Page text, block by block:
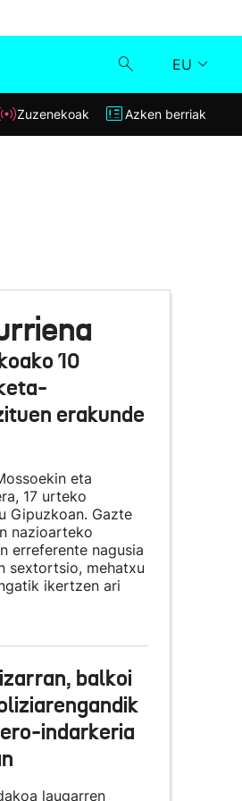
EU
Klisk
Azken berriak
Zuzenekoak Azken berriak
10
erakunde
eta
17 urteko
Gipuzkoan. Gazte
nazioarteko
erreferente nagusia
sextortsio, mehatxu
ikertzen ari
balkoi
indarkeria
laugarren